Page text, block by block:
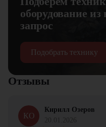
оборудование
запрос
Подобрать технику
Отзывы
КО
Кирилл Озеров